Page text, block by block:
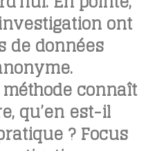
ont
de données
connaît
qu’en est-il
? Focus